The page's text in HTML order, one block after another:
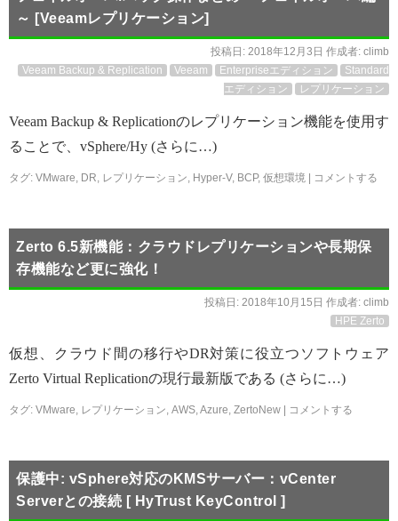
～ [Veeamレプリケーション]
投稿日: 2018年12月3日 作成者: climb
Veeam Backup & Replication
Veeam Enterpriseエディション
Standard
エディション
レプリケーション
Veeam Backup & Replicationのレプリケーション機能を使用す
ることで、vSphere/Hy (さらに…)
タグ: VMware, DR, レプリケーション, Hyper-V, BCP, 仮想環境 コメントする
Zerto 6.5新機能：クラウドレプリケーションや長期保
存機能など更に強化！
投稿日: 2018年10月15日 作成者: climb
HPE Zerto
仮想、クラウド間の移行やDR対策に役立つソフトウェア
Zerto Virtual Replicationの現行最新版である (さらに…)
タグ: VMware, レプリケーション, AWS,Azure, ZertoNew コメントする
保護中: vSphere対応のKMSサーバー：vCenter
Serverとの接続 [ HyTrust KeyControl ]